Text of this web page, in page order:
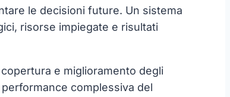
le decisioni future. Un sistema
risorse impiegate e risultati
e miglioramento degli
complessiva del